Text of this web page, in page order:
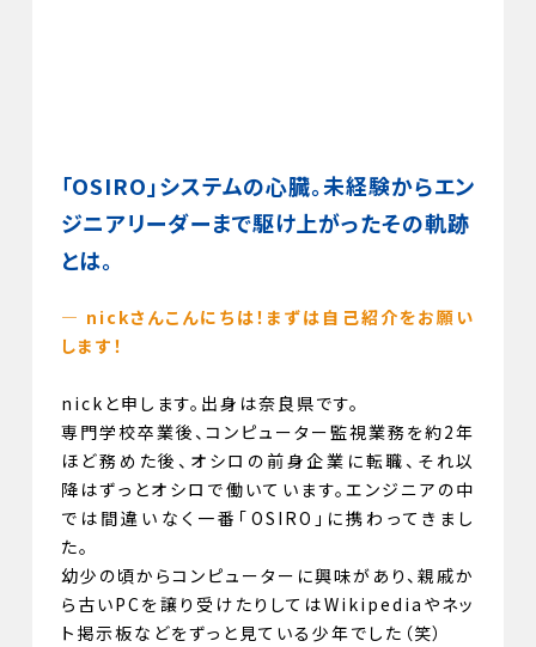
「OSIRO」システムの心臓。未経験からエン
ジニアリーダーまで駆け上がったその軌跡
とは。
— nickさんこんにちは！まずは自己紹介をお願い
します！
nickと申します。出身は奈良県です。
専門学校卒業後、コンピューター監視業務を約2年
ほど務めた後、オシロの前身企業に転職、それ以
降はずっとオシロで働いています。エンジニアの中
では間違いなく一番「OSIRO」に携わってきまし
た。
幼少の頃からコンピューターに興味があり、親戚か
ら古いPCを譲り受けたりしてはWikipediaやネッ
ト掲示板などをずっと見ている少年でした（笑）